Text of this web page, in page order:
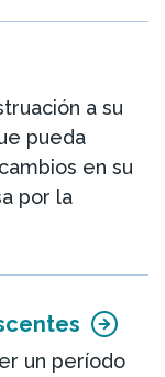
a su
pueda
en su
por la
un período